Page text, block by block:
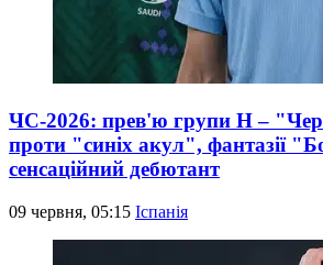
ЧС-2026: прев'ю групи Н –
проти "синіх акул", фантазії
сенсаційний дебютант
09 червня, 05:15 Іспанія